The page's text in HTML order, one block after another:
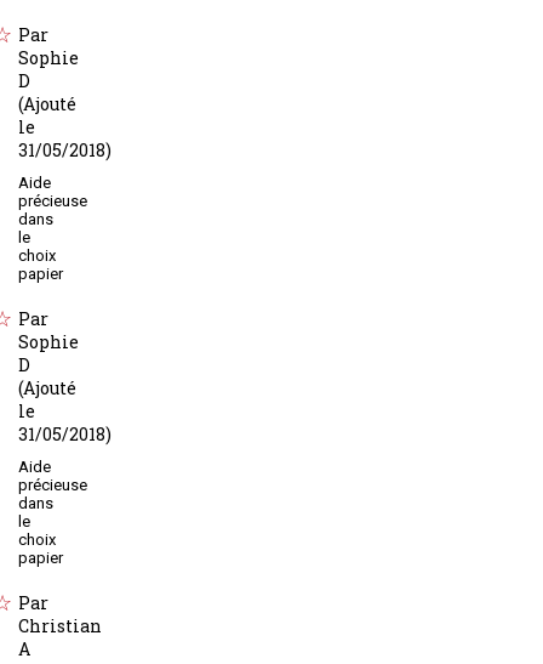
Par
Sophie
D
(Ajouté
le
31/05/2018)
Aide
précieuse
dans
le
choix
papier
Par
Sophie
D
(Ajouté
le
31/05/2018)
Aide
précieuse
dans
le
choix
papier
Par
Christian
A